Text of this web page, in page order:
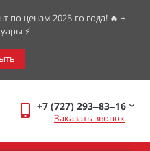
по ценам 2025-го года! 🔥 +
⚡️
+7 (727) 293‒83‒16
Заказать звонок